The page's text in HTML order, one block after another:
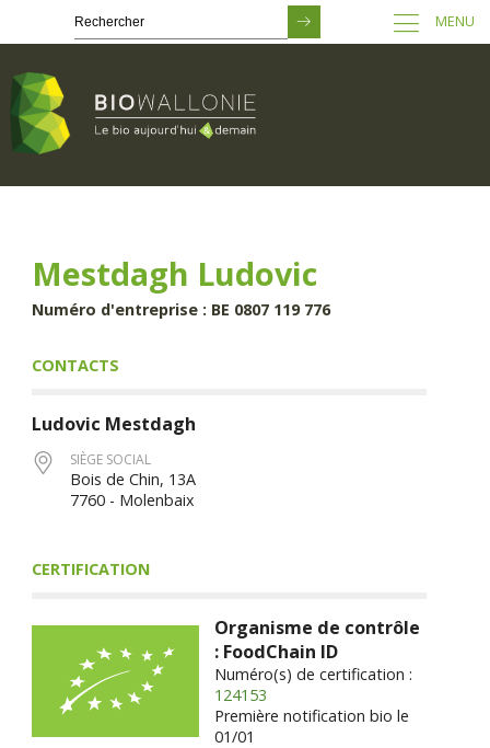
principal
MENU
Mestdagh Ludovic
Numéro d'entreprise : BE 0807 119 776
CONTACTS
Ludovic Mestdagh
SIÈGE SOCIAL
Bois de Chin, 13A
7760 - Molenbaix
CERTIFICATION
Organisme de contrôle
: FoodChain ID
Numéro(s) de certification :
124153
Première notification bio le
01/01